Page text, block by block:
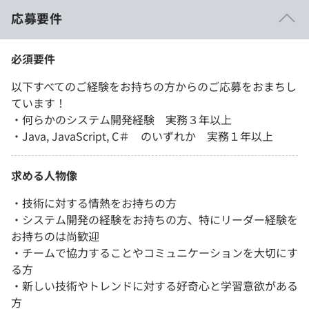
応募要件
必須要件
以下すべてのご経験をお持ちの方からのご応募をおまちし
ています！
・何らかのシステム開発経験 実務３年以上
・Java, JavaScript, C＃ のいずれか 実務１年以上
求める人物像
・技術に対する情熱をお持ちの方
・システム開発の経験をお持ちの方、特にリーダー経験を
お持ちのは尚歓迎
・チームで協力することやコミュニケーションを大切にす
る方
・新しい技術やトレンドに対する好奇心と学習意欲がある
方